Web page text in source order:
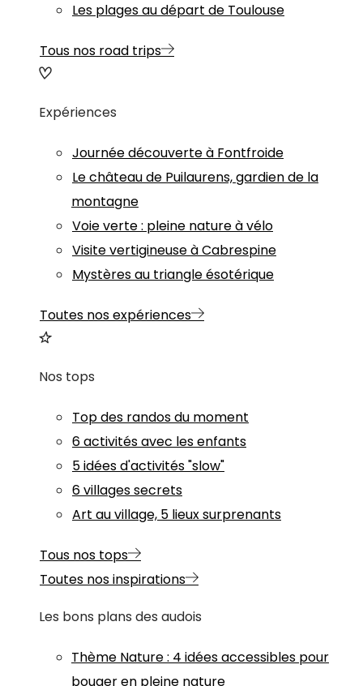
Les plages au départ de Toulouse
Tous nos road trips
Expériences
Journée découverte à Fontfroide
Le château de Puilaurens, gardien de la
montagne
Voie verte : pleine nature à vélo
Visite vertigineuse à Cabrespine
Mystères au triangle ésotérique
Toutes nos expériences
Nos tops
Top des randos du moment
6 activités avec les enfants
5 idées d'activités "slow"
6 villages secrets
Art au village, 5 lieux surprenants
Tous nos tops
Toutes nos inspirations
Les bons plans des audois
Thème Nature: 4 idées accessibles pour
bouger en pleine nature